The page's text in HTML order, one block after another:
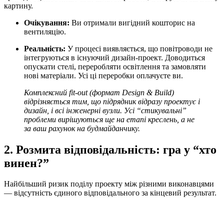
картину.
Очікування: Ви отримали вигідний кошторис на
вентиляцію.
Реальність: У процесі виявляється, що повітроводи не
інтегруються в існуючий дизайн-проект. Доводиться
опускати стелі, переробляти освітлення та замовляти
нові матеріали. Усі ці переробки оплачуєте ви.
Комплексний fit-out (формат Design & Build)
відрізняється тим, що підрядник відразу проектує і
дизайн, і всі інженерні вузли. Усі “стикувальні”
проблеми вирішуються ще на етапі креслень, а не
за ваш рахунок на будмайданчику.
2. Розмита відповідальність: гра у “хто
винен?”
Найбільший ризик поділу проекту між різними виконавцями
— відсутність єдиного відповідального за кінцевий результат.